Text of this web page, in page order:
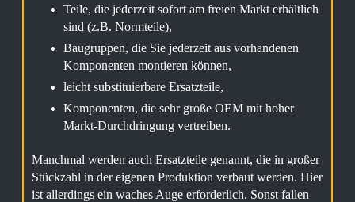
Teile, die jederzeit sofort am freien Markt erhältlich
sind (z.B. Normteile),
Baugruppen, die Sie jederzeit aus vorhandenen
Komponenten montieren können,
leicht substituierbare Ersatzteile,
Komponenten, die sehr große OEM mit hoher
Markt-Durchdringung vertreiben.
Manchmal werden auch Ersatzteile genannt, die in großer
Stückzahl in der eigenen Produktion verbaut werden. Hier
ist allerdings ein waches Auge erforderlich. Sonst fallen